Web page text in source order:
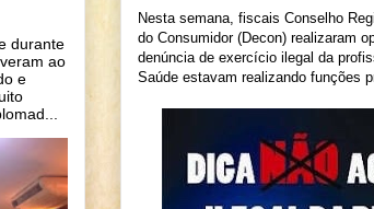
Nesta semana, fiscais Conselho
do Consumidor (Decon) realizaram
denúncia de exercício ilegal da
Saúde estavam realizando funções
durante
ao
e